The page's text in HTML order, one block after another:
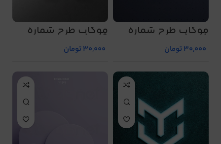
موکاپ طرح شماره
5008
30,000تومان
موکاپ طرح شماره
5009
30,000تومان